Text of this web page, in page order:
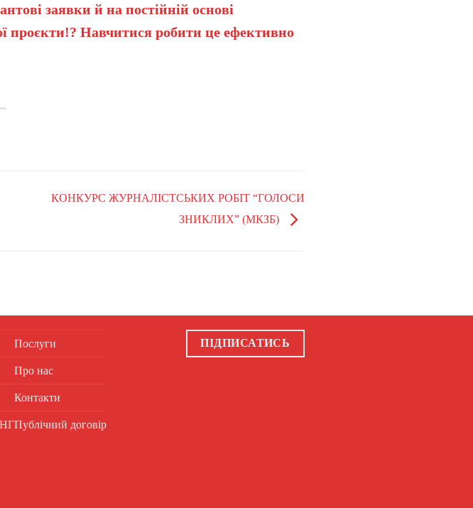
заявки й на постійній основі
проєкти!? Навчитися робити це ефективно
КОНКУРС ЖУРНАЛІСТСЬКИХ РОБІТ “ГОЛОСИ
ЗНИКЛИХ” (МКЗБ)
Послуги
Про нас
Контакти
Публічний договір
ПІДПИСАТИСЬ